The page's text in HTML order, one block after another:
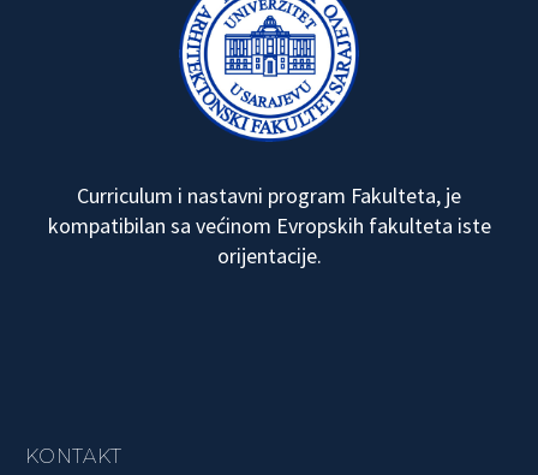
Curriculum i nastavni program Fakulteta, je
kompatibilan sa većinom Evropskih fakulteta iste
orijentacije.
KONTAKT